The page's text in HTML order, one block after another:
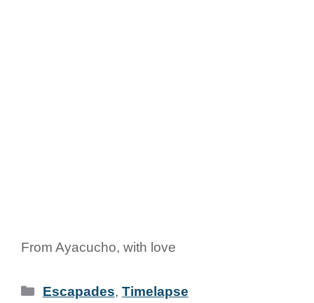
From Ayacucho, with love
Escapades, Timelapse